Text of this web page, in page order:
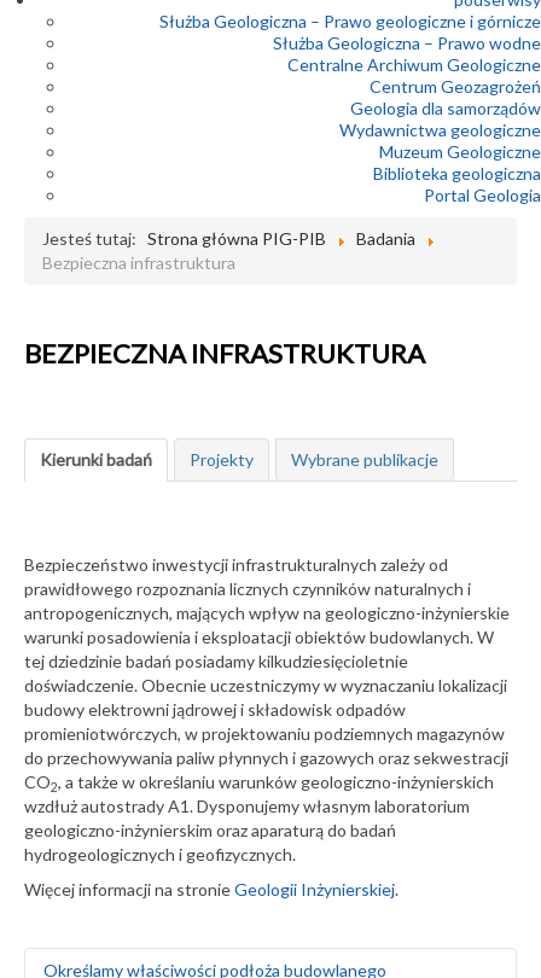
Służba Geologiczna – Prawo geologiczne i górnicze
Służba Geologiczna – Prawo wodne
Centralne Archiwum Geologiczne
Centrum Geozagrożeń
Geologia dla samorządów
Wydawnictwa geologiczne
Muzeum Geologiczne
Biblioteka geologiczna
Portal Geologia
Jesteś tutaj: Strona główna PIG-PIB
Badania
Bezpieczna infrastruktura
BEZPIECZNA INFRASTRUKTURA
Kierunki badań Projekty Wybrane publikacje
Bezpieczeństwo inwestycji infrastrukturalnych zależy od
prawidłowego rozpoznania licznych czynników naturalnych i
antropogenicznych, mających wpływ na geologiczno-inżynierskie
warunki posadowienia i eksploatacji obiektów budowlanych. W
tej dziedzinie badań posiadamy kilkudziesięcioletnie
doświadczenie. Obecnie uczestniczymy w wyznaczaniu lokalizacji
budowy elektrowni jądrowej i składowisk odpadów
promieniotwórczych, w projektowaniu podziemnych magazynów
do przechowywania paliw płynnych i gazowych oraz sekwestracji
CO2, a także w określaniu warunków geologiczno-inżynierskich
wzdłuż autostrady A1. Dysponujemy własnym laboratorium
geologiczno-inżynierskim oraz aparaturą do badań
hydrogeologicznych i geofizycznych.
Więcej informacji na stronieGeologii Inżynierskiej.
Określamy właściwości podłoża budowlanego